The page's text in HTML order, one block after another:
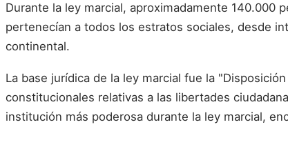
Durante la ley marcial, aproximadamente 140.000
pertenecían a todos los estratos sociales, desde
continental.
La base jurídica de la ley marcial fue la
constitucionales relativas a las libertades
institución más poderosa durante la ley marcial,